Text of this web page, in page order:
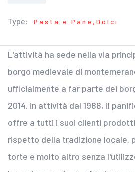
Type: Pasta e Pane,Dolci
L'attività ha sede nella via
borgo medievale di
ufficialmente a far parte dei
2014. in attività dal 1988, il
offre a tutti i suoi clienti
rispetto della tradizione locale.
torte e molto altro senza